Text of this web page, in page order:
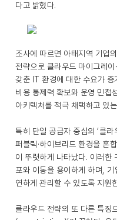
다고 밝혔다.
조사에 따르면 아태지역 기업
전략으로 클라우드 마이그레
갖춘 IT 환경에 대한 수요가
비용 통제력 확보와 운영 민첩
아키텍처를 적극 채택하고 있
특히 단일 공급자 중심의 ‘클
퍼블릭·하이브리드 환경을 혼
이 뚜렷하게 나타났다. 이러한
포와 이동을 용이하게 하며,
연하게 관리할 수 있도록 지원
클라우드 전략의 또 다른 특징